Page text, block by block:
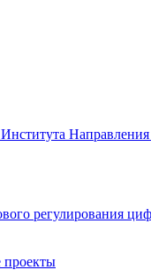
Направления
регулирования
проекты